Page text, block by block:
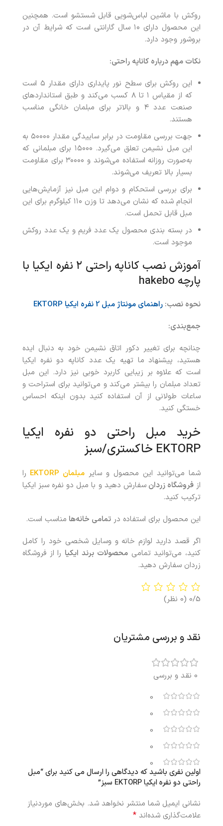
روکش با ماشین لباس‌شویی قابل شستشو است. همچنین
این محصول دارای ۱۰ سال گارانتی است که شرایط آن در
بروشور وجود دارد.
نکات مهم درباره کاناپه راحتی:
این روکش برای سطح نور پایداری دارای مقدار ۵ است
که از مقیاس ۱ تا ۸ کسب می‌کند و طبق استانداردهای
صنعت عدد ۴ و بالاتر برای مبلمان خانگی مناسب
هستند.
جهت بررسی مقاومت در برابر ساییدگی مقدار ۵۰۰۰۰ به
این مبل نشیمن تعلق می‌گیرد. ۱۵۰۰۰ برای مبلمانی که
به‌صورت روزانه استفاده می‌شوند و ۳۰۰۰۰ برای مقاومت
بسیار بالا تعریف می‌شوند.
برای بررسی استحکام و دوام این مبل نیز آزمایش‌هایی
انجام شده که نشان می‌دهد تا وزن ۱۱۰ کیلوگرم برای این
مبل قابل‌ تحمل است.
در بسته بندی محصول یک عدد فریم و یک عدد روکش
موجود است.
آموزش نصب کاناپه راحتی ۲ نفره ایکیا با
پارچه hakebo
نحوه نصب: راهنمای مونتاژ مبل 2 نفره ایکیا EKTORP
جمع‌بندی:
چنانچه برای تغییر دکور اتاق نشیمن خود به دنبال ایده
هستید، پیشنهاد ما تهیه یک عدد کاناپه دو نفره ایکیا
است که علاوه بر زیبایی کاربرد خوبی نیز دارد. این مبل
تعداد مبلمان را بیشتر می‌کند و می‌توانید برای استراحت و
ساعات طولانی از آن استفاده کنید بدون اینکه احساس
خستگی کنید.
خرید مبل راحتی دو نفره ایکیا
EKTORP خاکستری/سبز
شما می‌توانید این محصول و سایر مبلمان EKTORP
را
ازفروشگاه زردان سفارش دهید و با مبل دو نفره سبز ایکیا
ترکیب کنید.
این محصول برای استفاده در تمامی خانه‌ها مناسب است.
اگر قصد دارید لوازم خانه و وسایل شخصی خود را کامل
کنید، می‌توانید تمامی محصولات برند ایکیا را از فروشگاه
زردان سفارش دهید.
0/5 (0 نظر)
نقد و بررسی مشتریان
0 نقد و بررسی
0
0
0
0
0
اولین نفری باشید که دیدگاهی را ارسال می کنید برای “مبل
راحتی دو نفره ایکیا EKTORP سبز”
نشانی ایمیل شما منتشر نخواهد شد. بخش‌های موردنیاز
علامت‌گذاری شده‌اند *